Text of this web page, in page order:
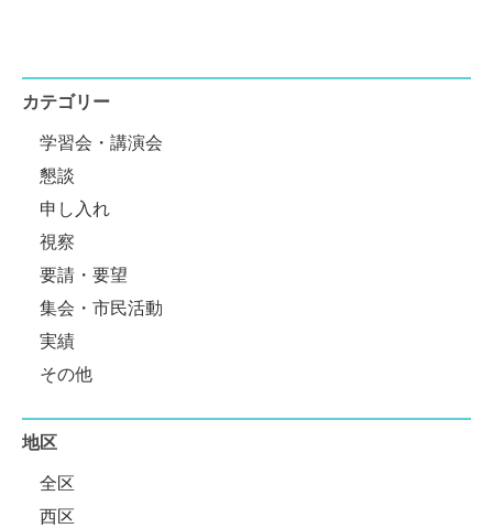
カテゴリー
学習会・講演会
懇談
申し入れ
視察
要請・要望
集会・市民活動
実績
その他
地区
全区
西区